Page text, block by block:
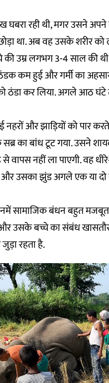
घबरा रही थी, मगर उसने
था. अब वह उसके शरीर
उम्र लगभग 3-4 साल की
कम हुई और गर्मी का
ठंडा कर लिया. अगले आठ
नहरों और झाड़ियों को पार
का बांध टूट गया. उसने
वापस नहीं ला पाएगी. वह
और उसका झुंड अगले एक या
सामाजिक बंधन बहुत मजबूत
उसके बच्चे का संबंध
रहता है.